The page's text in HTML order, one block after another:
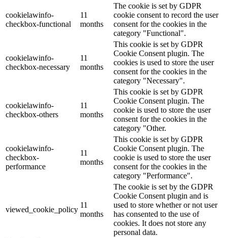
cookielawinfo-
checkbox-functional
11
months
The cookie is set by GDPR
cookie consent to record the user
consent for the cookies in the
category "Functional".
cookielawinfo-
checkbox-necessary
11
months
This cookie is set by GDPR
Cookie Consent plugin. The
cookies is used to store the user
consent for the cookies in the
category "Necessary".
cookielawinfo-
checkbox-others
11
months
This cookie is set by GDPR
Cookie Consent plugin. The
cookie is used to store the user
consent for the cookies in the
category "Other.
cookielawinfo-
checkbox-
performance
11
months
This cookie is set by GDPR
Cookie Consent plugin. The
cookie is used to store the user
consent for the cookies in the
category "Performance".
viewed_cookie_policy
11
months
The cookie is set by the GDPR
Cookie Consent plugin and is
used to store whether or not user
has consented to the use of
cookies. It does not store any
personal data.